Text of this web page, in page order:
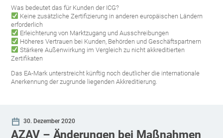
Was bedeutet das für Kunden der ICG?
Keine zusätzliche Zertifizierung in anderen europäischen Ländern
erforderlich
Erleichterung von Marktzugang und Ausschreibungen
Höheres Vertrauen bei Kunden, Behörden und Geschäftspartnern
Stärkere Außenwirkung im Vergleich zu nicht akkreditierten
Zertifikaten
Das EA-Mark unterstreicht künftig noch deutlicher die internationale
Anerkennung der zugrunde liegenden Akkreditierung.
30. Dezember 2020
AZAV – Änderungen bei Maßnahmen